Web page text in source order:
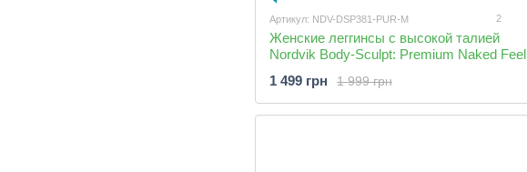
Артикул: NDV-DSP381-PUR-M 2
Женские леггинсы с высокой талией
Nordvik Body-Sculpt: Premium Naked Feel
эффектом Purple
1 999 грн
1 499 грн